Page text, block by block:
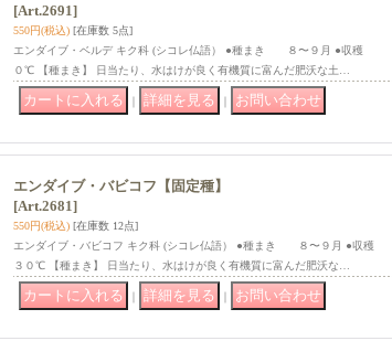
[Art.2691]
550円(税込) [在庫数 5点]
エンダイブ・ベルデ キク科 (シコレ仏語） ●種まき ８〜９月 ●収穫
０℃ 【種まき】 日当たり、水はけが良く有機質に富んだ肥沃な土…
エンダイブ・バビコフ【固定種】
[Art.2681]
550円(税込) [在庫数 12点]
エンダイブ・バビコフ キク科 (シコレ仏語） ●種まき ８〜９月 ●収
３０℃ 【種まき】 日当たり、水はけが良く有機質に富んだ肥沃な…